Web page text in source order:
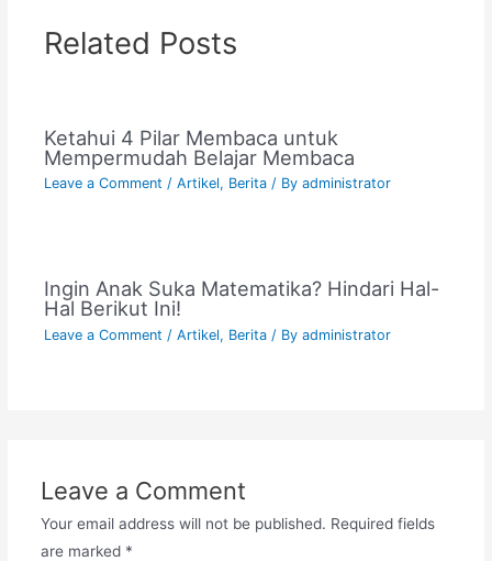
Related Posts
Ketahui 4 Pilar Membaca untuk
Mempermudah Belajar Membaca
Leave a Comment /Artikel, Berita / Byadministrator
Ingin Anak Suka Matematika? Hindari Hal-
Hal Berikut Ini!
Leave a Comment /Artikel, Berita / Byadministrator
Leave a Comment
Your email address will not be published. Required fields
are marked *